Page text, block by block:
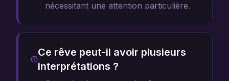
nécessitant une attention particulière.
Ce rêve peut-il avoir plusieurs
interprétations ?